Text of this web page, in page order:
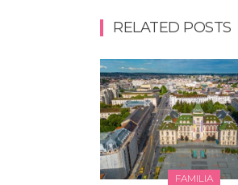
RELATED POSTS
FAMILIA